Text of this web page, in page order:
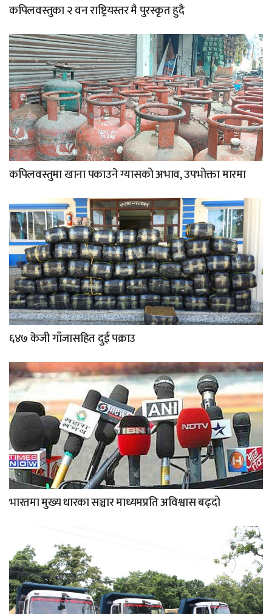
कपिलवस्तुका २ वन राष्ट्रियस्तर मै पुरस्कृत हुदै
कपिलवस्तुमा खाना पकाउने ग्यासको अभाव, उपभोक्ता मारमा
६४७ केजी गाँजासहित दुई पक्राउ
भारतमा मुख्य धारका सञ्चार माध्यमप्रति अविश्वास बढ्दो